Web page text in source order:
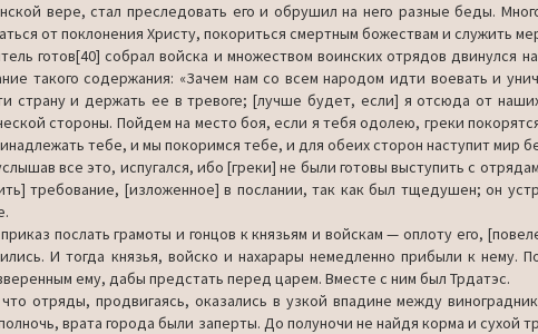
вере, стал преследовать его и обрушил на него разные беды.
от поклонения Христу, поко­риться смертным божествам и служить
готов[40] собрал войска и множеством воинских отрядов двинулся
такого содержания: «Зачем нам со всем народом идти воевать и
страну и держать ее в тревоге; [луч­ше будет, если] я отсюда от
стороны. Пойдем на место боя, если я тебя одолею, греки
тебе, и мы покоримся те­бе, и для обеих сторон наступит мир
все это, испугался, ибо [греки] не были готовы выступить с
требование, [изложенное] в послании, так как был тщедушен; он
послать грамоты и гонцов к князьям и войскам — оплоту его,
И тогда князья, войско и нахарары немедленно прибыли к нему.
ему, дабы предстать перед царем. Вместе с ним был Трдатэс.
отряды, продвигаясь, оказались в уз­кой впадине между
врата города были заперты. До полуночи не найдя корма и сухой